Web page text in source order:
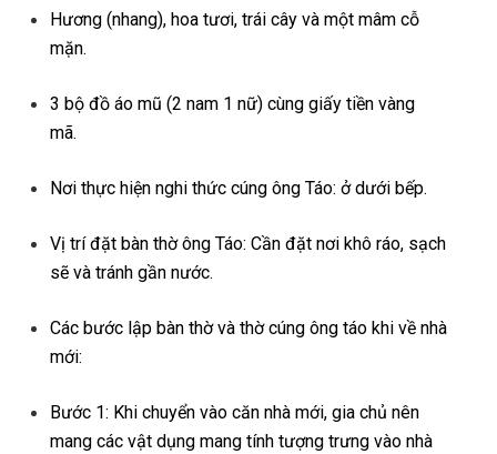
Hương (nhang), hoa tươi, trái cây và một mâm cỗ
mặn.
3 bộ đồ áo mũ (2 nam 1 nữ) cùng giấy tiền vàng
mã.
Nơi thực hiện nghi thức cúng ông Táo: ở dưới bếp.
Vị trí đặt bàn thờ ông Táo: Cần đặt nơi khô ráo, sạch
sẽ và tránh gần nước.
Các bước lập bàn thờ và thờ cúng ông táo khi về nhà
mới:
Bước 1: Khi chuyển vào căn nhà mới, gia chủ nên
mang các vật dụng mang tính tượng trưng vào nhà